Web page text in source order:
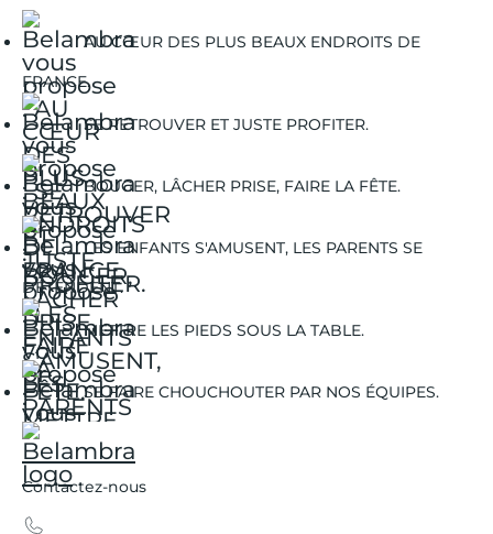
AU CŒUR DES PLUS BEAUX ENDROITS DE
FRANCE.
SE RETROUVER ET JUSTE PROFITER.
BOUGER, LÂCHER PRISE, FAIRE LA FÊTE.
LES ENFANTS S'AMUSENT, LES PARENTS SE
DÉTENDENT.
METTRE LES PIEDS SOUS LA TABLE.
SE FAIRE CHOUCHOUTER PAR NOS ÉQUIPES.
Contactez-nous